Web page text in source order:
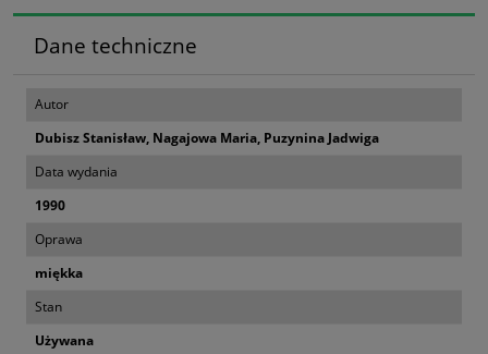
Dane techniczne
Autor
Dubisz Stanisław, Nagajowa Maria, Puzynina Jadwiga
Data wydania
1990
Oprawa
miękka
Stan
Używana